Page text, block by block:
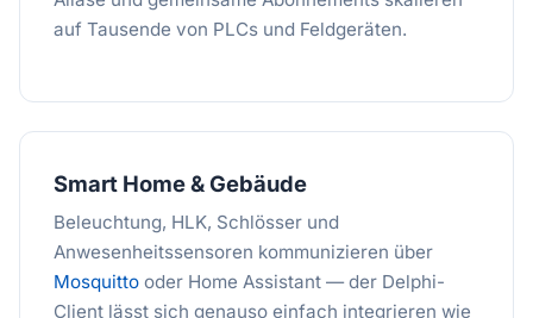
auf Tausende von PLCs und Feldgeräten.
Smart Home & Gebäude
Beleuchtung, HLK, Schlösser und
Anwesenheitssensoren kommunizieren über
Mosquitto oder Home Assistant — der Delphi-
Client lässt sich genauso einfach integrieren wie